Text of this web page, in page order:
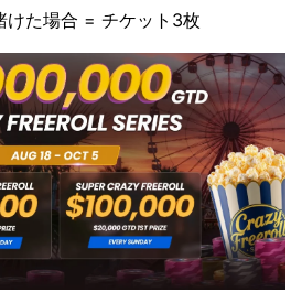
けた場合 = チケット3枚